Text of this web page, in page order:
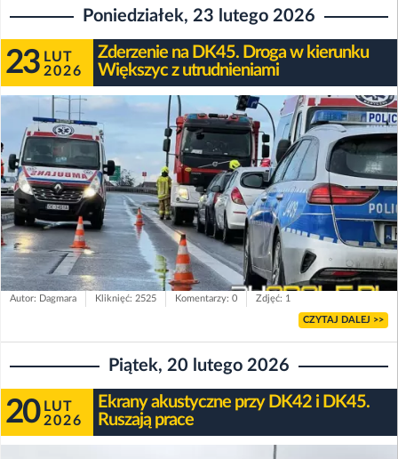
Poniedziałek, 23 lutego 2026
23 LUT
2026
Zderzenie na DK45. Droga w kierunku
Większyc z utrudnieniami
Autor: Dagmara Kliknięć: 2525 Komentarzy: 0 Zdjęć: 1
CZYTAJ DALEJ >>
Piątek, 20 lutego 2026
20 LUT
2026
Ekrany akustyczne przy DK42 i DK45.
Ruszają prace